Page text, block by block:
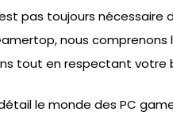
pas toujours nécessaire
nous comprenons
tout en respectant votre
le monde des PC